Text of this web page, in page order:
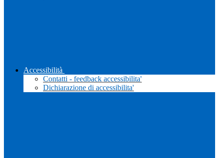
Accessibilità
Contatti - feedback accessibilita'
Dichiarazione di accessibilita'